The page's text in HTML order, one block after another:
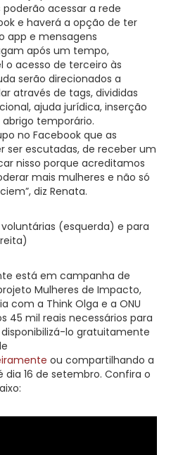
acessar a rede
e haverá a opção de ter
app e mensagens
após um tempo,
o acesso de terceiro às
serão direcionados a
através de tags, divididas
ajuda jurídica, inserção
temporário.
no Facebook que as
ser escutadas, de receber um
nisso porque acreditamos
mais mulheres e não só
diz Renata.
está em campanha de
Mulheres de Impacto,
com a Think Olga e a ONU
45 mil reais necessários para
lo gratuitamente
ou compartilhando a
16 de setembro. Confira o